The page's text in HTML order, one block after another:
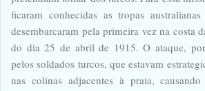
ficaram conhecidas as tropas
desembarcaram pela primeira vez na costa
do dia 25 de abril de 1915. O ataque,
pelos soldados turcos, que estavam
nas colinas adjacentes à praia,